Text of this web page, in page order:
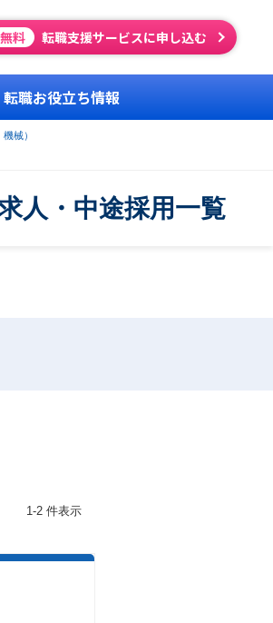
無料 転職支援サービスに申し込む
転職お役立ち情報
械）
人・中途採用一覧
1-2 件表示